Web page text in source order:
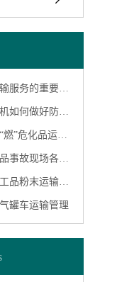
性及其解决方案
做好防护工作？
品运输知多少？
害的应急救护方法
末运输小知识
罐车运输管理